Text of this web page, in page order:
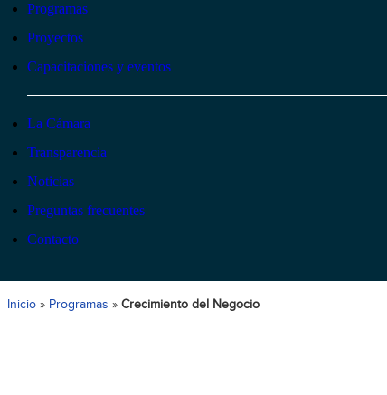
Programas
Proyectos
Capacitaciones y eventos
La Cámara
Transparencia
Noticias
Preguntas frecuentes
Contacto
Inicio » Programas » Crecimiento del Negocio